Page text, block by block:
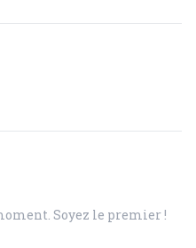
Soyez le premier !